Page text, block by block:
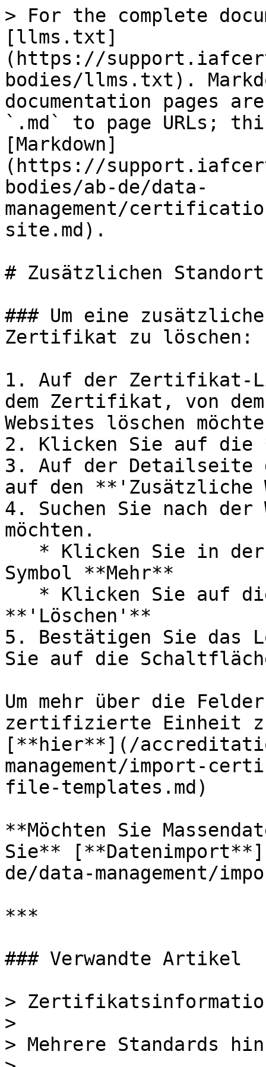
> For the complete
[llms.txt]
(https://
bodies/llms.txt).
documentation pages
`.md` to page URLs;
[Markdown]
(https://
bodies/ab-de/data-
management/
site.md).
# Zusätzlichen
### Um eine
Zertifikat zu löschen:
1. Auf der Zertifikat-
dem Zertifikat, von
Websites löschen
2. Klicken Sie auf die
3. Auf der
auf den **'Zusätzliche
4. Suchen Sie nach
möchten.
Symbol **Mehr**
**'Löschen'**
5. Bestätigen Sie das
Sie auf die
Um mehr über die
zertifizierte Einheit
[**hier**](/
management/import-
file-templates.md)
**Möchten Sie
Sie**
de/data-management/
***
### Verwandte Artikel
>
>
> Mehrere Standards